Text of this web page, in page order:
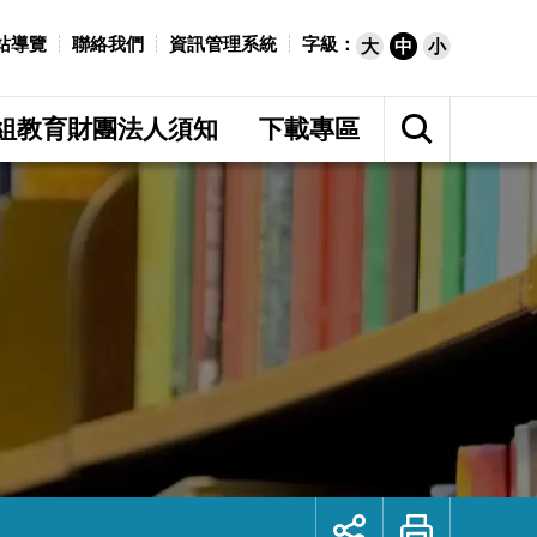
導覽 聯絡我們 資訊管理系統 字級： 大 中 小
教育財團法人須知 下載專區
展
開
網
站
尋
展
列